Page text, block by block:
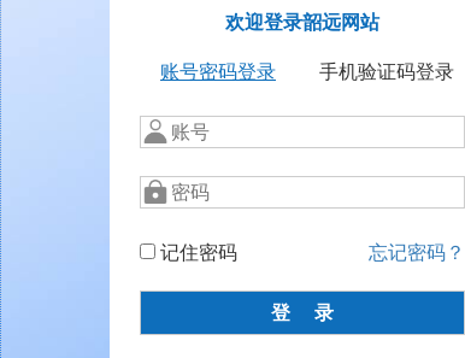
欢迎登录韶远网站
账号密码登录 手机验证码登录
记住密码 忘记密码？